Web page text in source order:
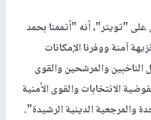
"تويتر"، أنه "أتممنا بحمد
آمنة ووفرنا الإمكانات
الناخبين والمرشحين والقوى
الانتخابات والقوى الأمنية
والمرجعية الدينية الرشيدة".